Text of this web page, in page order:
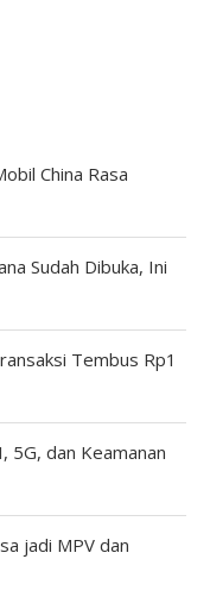
China Rasa
Sudah Dibuka, Ini
Tembus Rp1
5G, dan Keamanan
jadi MPV dan